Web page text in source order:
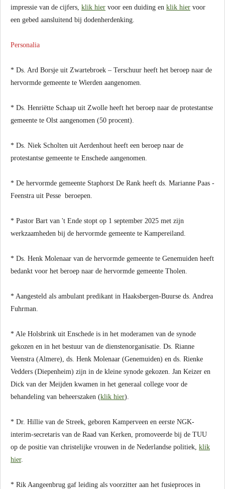
impressie van de cijfers, klik hier voor een duiding en klik hier voor
een gebed aansluitend bij dodenherdenking.
Personalia
* Ds. Ard Borsje uit Zwartebroek – Terschuur heeft het beroep naar de
hervormde gemeente te Wierden aangenomen.
* Ds. Henriëtte Schaap uit Zwolle heeft het beroep naar de protestantse
gemeente te Olst aangenomen (50 procent).
* Ds. Niek Scholten uit Aerdenhout heeft een beroep naar de
protestantse gemeente te Enschede aangenomen.
* De hervormde gemeente Staphorst De Rank heeft ds. Marianne Paas -
Feenstra uit Pesse beroepen.
* Pastor Bart van 't Ende stopt op 1 september 2025 met zijn
werkzaamheden bij de hervormde gemeente te Kampereiland.
* Ds. Henk Molenaar van de hervormde gemeente te Genemuiden heeft
bedankt voor het beroep naar de hervormde gemeente Tholen.
* Aangesteld als ambulant predikant in Haaksbergen-Buurse ds. Andrea
Fuhrman.
* Ale Holsbrink uit Enschede is in het moderamen van de synode
gekozen en in het bestuur van de dienstenorganisatie. Ds. Rianne
Veenstra (Almere), ds. Henk Molenaar (Genemuiden) en ds. Rienke
Vedders (Diepenheim) zijn in de kleine synode gekozen. Jan Keizer en
Dick van der Meijden kwamen in het generaal college voor de
behandeling van beheerszaken (klik hier).
* Dr. Hillie van de Streek, geboren Kamperveen en eerste NGK-
interim-secretaris van de Raad van Kerken, promoveerde bij de TUU
op de positie van christelijke vrouwen in de Nederlandse politiek, klik
hier.
* Rik Aangeenbrug gaf leiding als voorzitter aan het fusieproces in